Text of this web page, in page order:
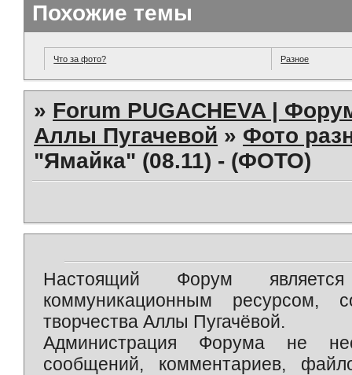
Похожие темы
Что за фото? Разное
» Forum PUGACHEVA |
Аллы Пугачевой » Фото
"Ямайка" (08.11) - (ФОТО)
Настоящий Форум является
коммуникационным ресурсом,
творчества Аллы Пугачёвой.
Администрация Форума не
сообщений, комментариев,